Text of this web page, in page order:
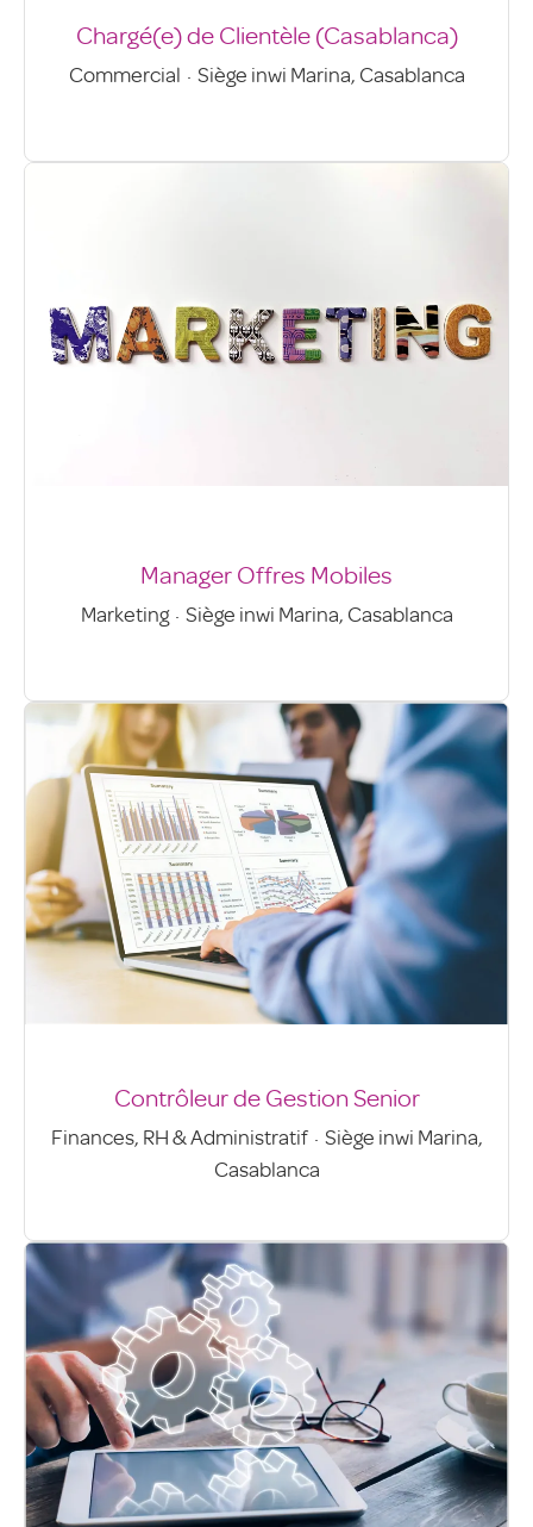
Chargé(e) de Clientèle (Casablanca)
Commercial · Siège inwi Marina, Casablanca
Manager Offres Mobiles
Marketing · Siège inwi Marina, Casablanca
Contrôleur de Gestion Senior
Finances, RH & Administratif · Siège inwi Marina,
Casablanca